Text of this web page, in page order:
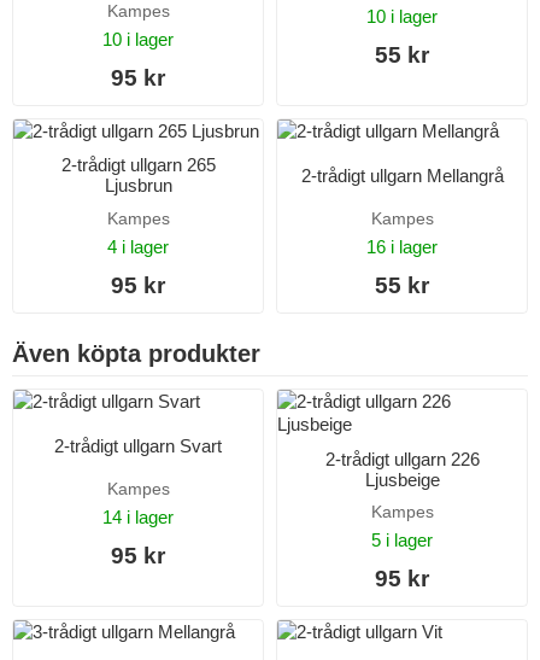
Kampes
10 i lager
95 kr
10 i lager
55 kr
2-trådigt ullgarn 265
Ljusbrun
Kampes
4 i lager
95 kr
2-trådigt ullgarn Mellangrå
Kampes
16 i lager
55 kr
Även köpta produkter
2-trådigt ullgarn Svart
Kampes
14 i lager
95 kr
2-trådigt ullgarn 226
Ljusbeige
Kampes
5 i lager
95 kr